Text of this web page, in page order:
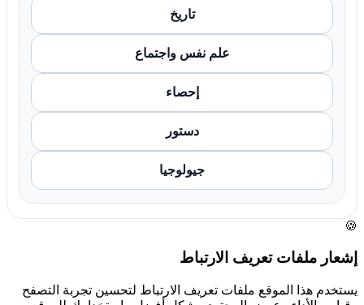
تاريخ
علم نفس واجتماع
إحصاء
دستور
جيولوجيا
🍪
إشعار ملفات تعريف الارتباط
يستخدم هذا الموقع ملفات تعريف الارتباط لتحسين تجربة التصفح